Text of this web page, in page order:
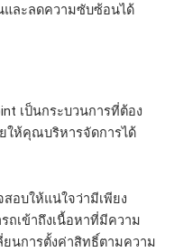
ละลดความซับซ้อนได้
เป็นกระบวนการที่ต้อง
ให้คุณบริหารจัดการได้
สอบให้แน่ใจว่ามีเพียง
ถเข้าถึงเนื้อหาที่มีความ
นการตั้งค่าสิทธิ์ตามความ